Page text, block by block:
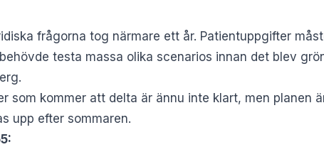
frågorna tog närmare ett år. Patientuppgifter
testa massa olika scenarios innan det blev
som kommer att delta är ännu inte klart, men planen
upp efter sommaren.